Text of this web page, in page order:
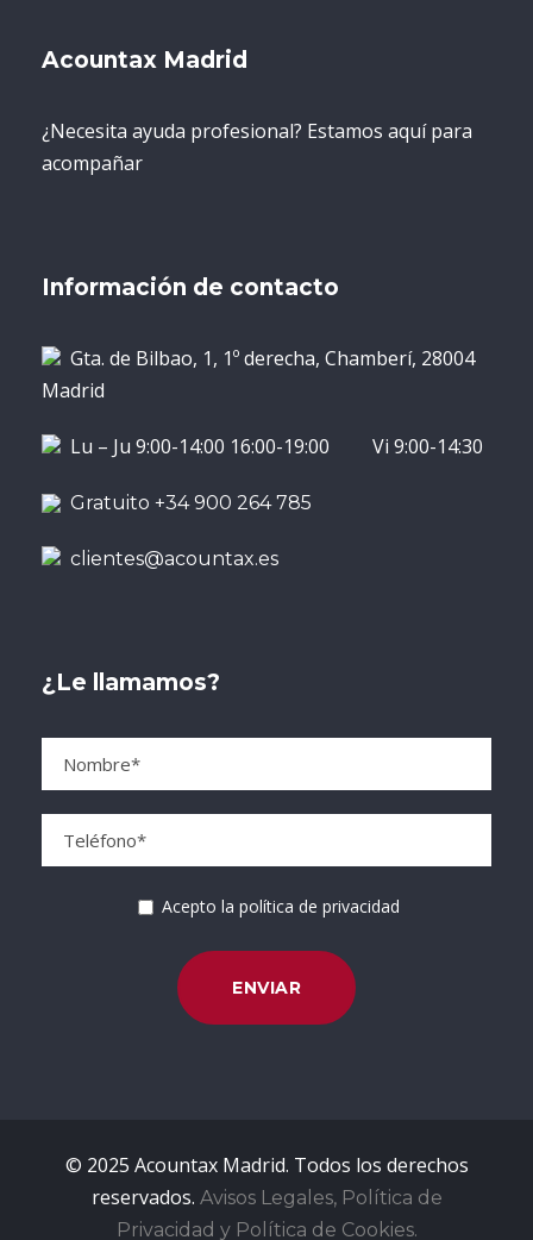
Acountax Madrid
¿Necesita ayuda profesional? Estamos aquí para
acompañar
Información de contacto
Gta. de Bilbao, 1, 1º derecha, Chamberí, 28004
Madrid
Lu – Ju 9:00-14:00 16:00-19:00 Vi 9:00-14:30
Gratuito +34 900 264 785
clientes@acountax.es
¿Le llamamos?
Acepto la política de privacidad
© 2025 Acountax Madrid. Todos los derechos
reservados. Avisos Legales, Política de
Privacidad y Política de Cookies.